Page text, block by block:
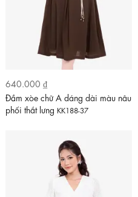
640.000 ₫
Đầm xòe chữ A dáng dài màu nâu
phối thắt lưng KK188-37